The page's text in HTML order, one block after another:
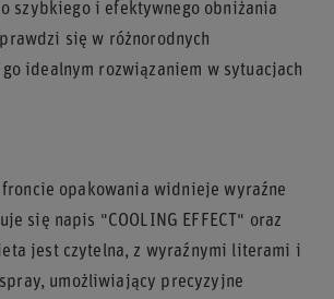
szybkiego i efektywnego obniżania
się w różnorodnych
idealnym rozwiązaniem w sytuacjach
opakowania widnieje wyraźne
się napis "COOLING EFFECT" oraz
jest czytelna, z wyraźnymi literami i
umożliwiający precyzyjne